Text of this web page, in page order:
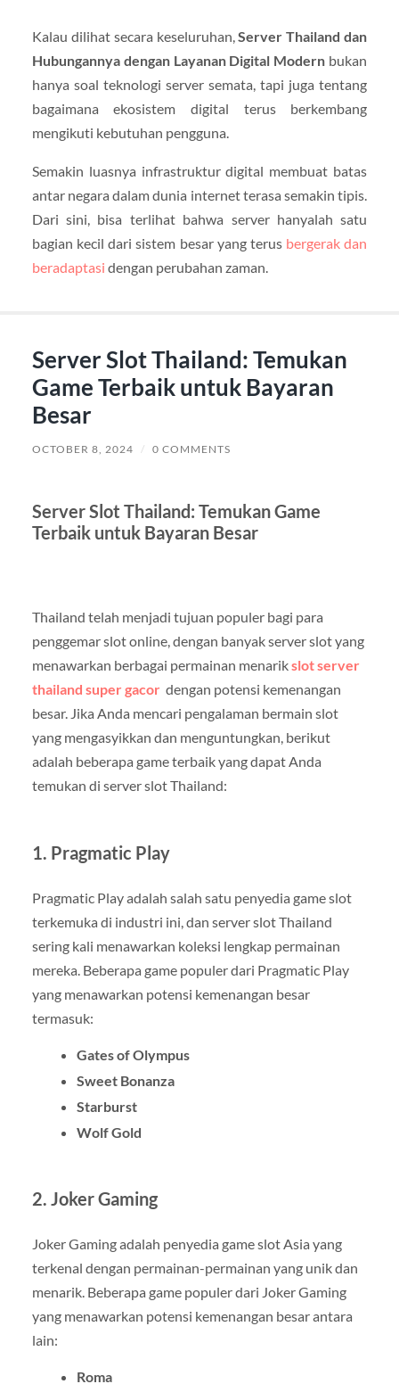
Kalau dilihat secara keseluruhan,Server Thailand dan
Hubungannya dengan Layanan Digital Modern bukan
hanya soal teknologi server semata, tapi juga tentang
bagaimana ekosistem digital terus berkembang
mengikuti kebutuhan pengguna.
Semakin luasnya infrastruktur digital membuat batas
antar negara dalam dunia internet terasa semakin tipis.
Dari sini, bisa terlihat bahwa server hanyalah satu
bagian kecil dari sistem besar yang terus bergerak dan
beradaptasi dengan perubahan zaman.
Server Slot Thailand: Temukan
Game Terbaik untuk Bayaran
Besar
OCTOBER 8, 2024 / 0 COMMENTS
Server Slot Thailand: Temukan Game
Terbaik untuk Bayaran Besar
Thailand telah menjadi tujuan populer bagi para
penggemar slot online, dengan banyak server slot yang
menawarkan berbagai permainan menarikslot server
thailand super gacordengan potensi kemenangan
besar. Jika Anda mencari pengalaman bermain slot
yang mengasyikkan dan menguntungkan, berikut
adalah beberapa game terbaik yang dapat Anda
temukan di server slot Thailand:
1. Pragmatic Play
Pragmatic Play adalah salah satu penyedia game slot
terkemuka di industri ini, dan server slot Thailand
sering kali menawarkan koleksi lengkap permainan
mereka. Beberapa game populer dari Pragmatic Play
yang menawarkan potensi kemenangan besar
termasuk:
Gates of Olympus
Sweet Bonanza
Starburst
Wolf Gold
2. Joker Gaming
Joker Gaming adalah penyedia game slot Asia yang
terkenal dengan permainan-permainan yang unik dan
menarik. Beberapa game populer dari Joker Gaming
yang menawarkan potensi kemenangan besar antara
lain:
Roma